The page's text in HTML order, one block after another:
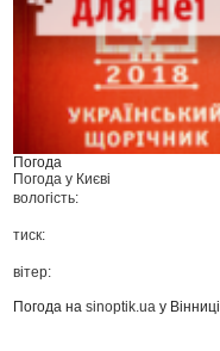
Погода
Погода у Києві
вологість:
тиск:
вітер:
Погода наsinoptik.ua у Вінниці